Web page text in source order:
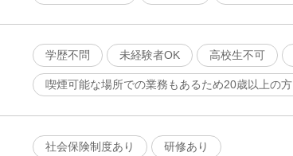
学歴不問
未経験者OK 高校生不可
喫煙可能な場所での業務もあるため20歳以上の方
社会保険制度あり
研修あり